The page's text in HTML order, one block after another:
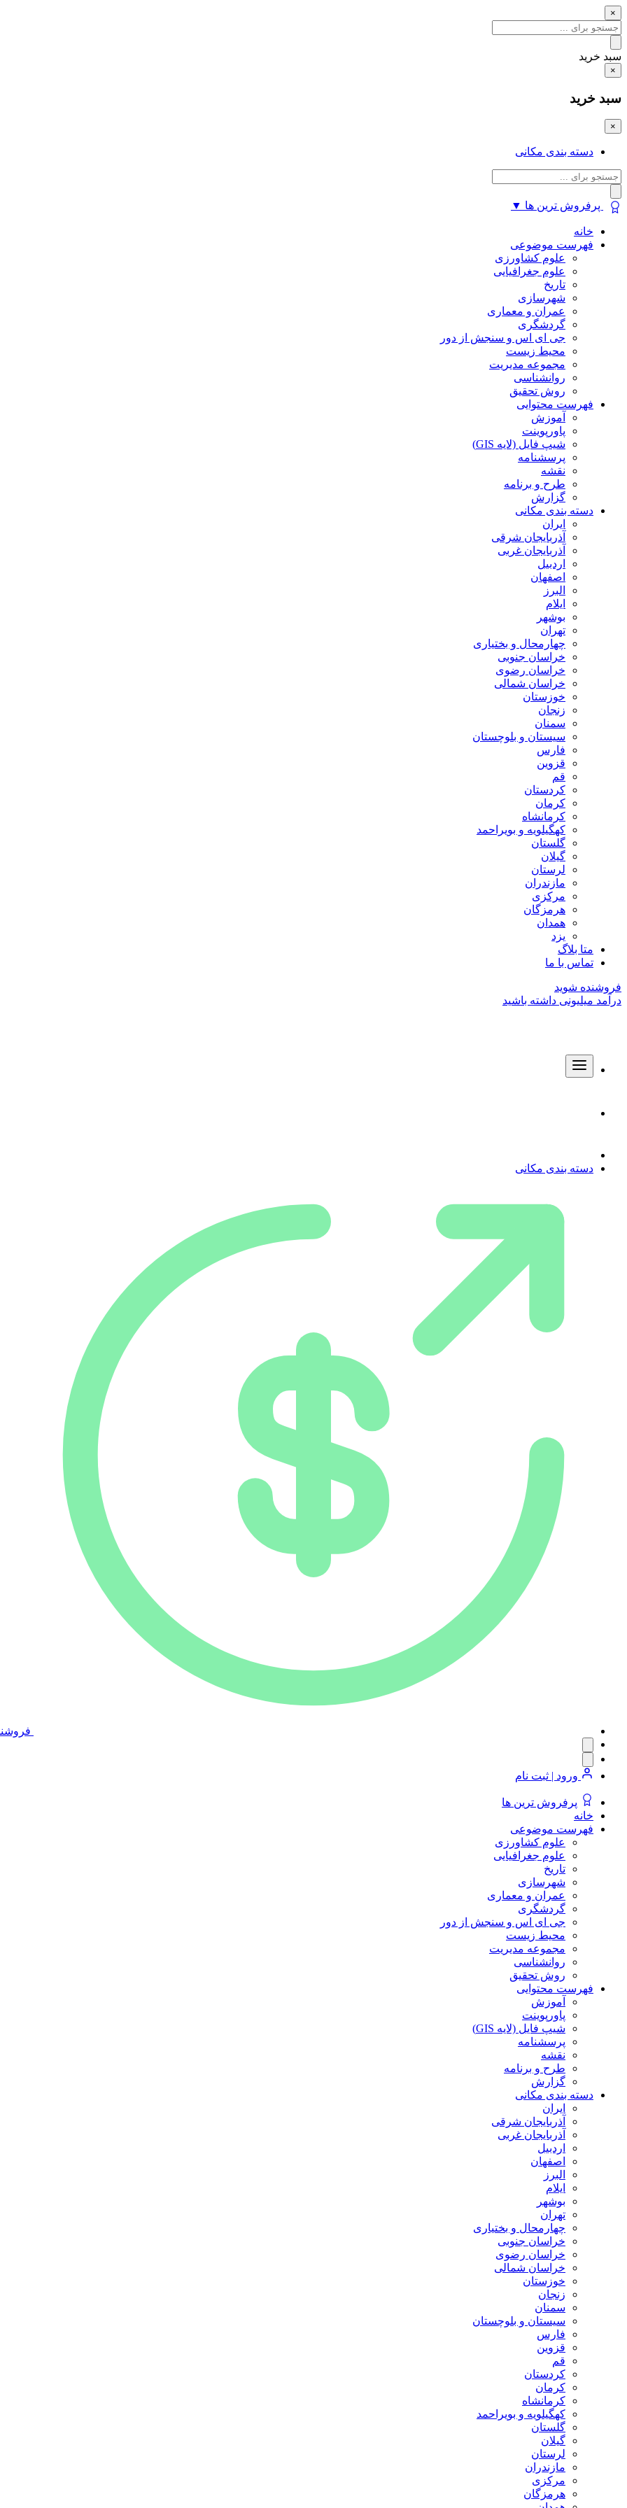
×
سبد خرید
×
سبد خرید
×
دسته بندی مکانی
پرفروش ترین ها ▼
خانه
فهرست موضوعی
علوم کشاورزی
علوم جغرافیایی
تاریخ
شهرسازی
عمران و معماری
گردشگری
جی ای اس و سنجش از دور
محیط زیست
مجموعه مدیریت
روانشناسی
روش تحقیق
فهرست محتوایی
آموزش
پاورپوینت
شیپ فایل (لایه GIS)
پرسشنامه
نقشه
طرح و برنامه
گزارش
دسته بندی مکانی
ایران
آذربایجان شرقی
آذربایجان غربی
اردبیل
اصفهان
البرز
ایلام
بوشهر
تهران
چهارمحال و بختیاری
خراسان جنوبی
خراسان رضوی
خراسان شمالی
خوزستان
زنجان
سمنان
سیستان و بلوچستان
فارس
قزوین
قم
کردستان
کرمان
کرمانشاه
کهگیلویه و بویراحمد
گلستان
گیلان
لرستان
مازندران
مرکزی
هرمزگان
همدان
یزد
متا بلاگ
تماس با ما
فروشنده شوید
درآمد میلیونی داشته باشید
دسته بندی مکانی
ورود | ثبت نام
پرفروش ترین ها
خانه
فهرست موضوعی
علوم کشاورزی
علوم جغرافیایی
تاریخ
شهرسازی
عمران و معماری
گردشگری
جی ای اس و سنجش از دور
محیط زیست
مجموعه مدیریت
روانشناسی
روش تحقیق
فهرست محتوایی
آموزش
پاورپوینت
شیپ فایل (لایه GIS)
پرسشنامه
نقشه
طرح و برنامه
گزارش
دسته بندی مکانی
ایران
آذربایجان شرقی
آذربایجان غربی
اردبیل
اصفهان
البرز
ایلام
بوشهر
تهران
چهارمحال و بختیاری
خراسان جنوبی
خراسان رضوی
خراسان شمالی
خوزستان
زنجان
سمنان
سیستان و بلوچستان
فارس
قزوین
قم
کردستان
کرمان
کرمانشاه
کهگیلویه و بویراحمد
گلستان
گیلان
لرستان
مازندران
مرکزی
هرمزگان